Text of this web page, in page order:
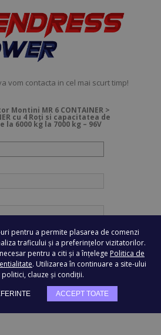
pentru a permite plasarea de comenzi
traficului și a preferințelor vizitatorilor.
pentru a citi și a înțelege Politica de
. Utilizarea în continuare a site-ului
clauze și condiții.
ACCEPT TOATE
vom contacta in cel mai scurt timp!
Montini MR 6 CONTAINER >
cu 4 Roți si capacitatea de
la 6000 kg la 7000 kg – 96V
TRIMITE